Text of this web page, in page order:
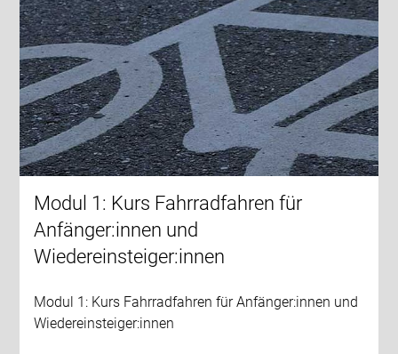
Modul 1: Kurs Fahrradfahren für
Anfänger:innen und
Wiedereinsteiger:innen
Modul 1: Kurs Fahrradfahren für Anfänger:innen und
Wiedereinsteiger:innen